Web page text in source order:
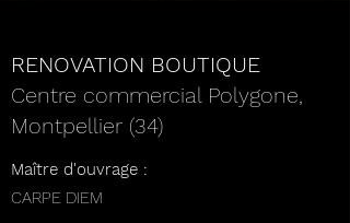
RENOVATION BOUTIQUE
Centre commercial Polygone,
Montpellier (34)
Maître d'ouvrage :
CARPE DIEM